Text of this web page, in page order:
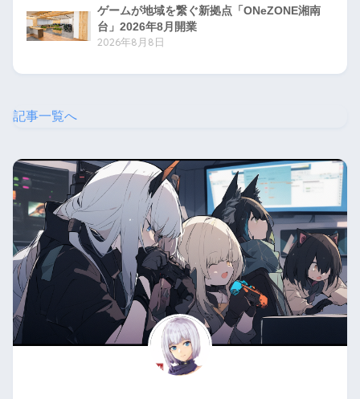
ゲームが地域を繋ぐ新拠点「ONeZONE湘南
台」2026年8月開業
2026年8月8日
記事一覧へ